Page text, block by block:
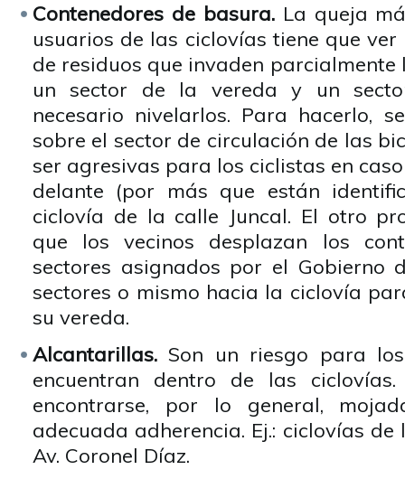
Contenedores de basura.La queja
usuarios de las ciclovías tiene que ver
de residuos que invaden
un sector de la vereda y un
necesario nivelarlos. Para hacerlo,
sobre el sector de circulación de las
ser agresivas para los ciclistas en
delante (por más que están
ciclovía de la calle Juncal. El otro
que los vecinos desplazan los
sectores asignados por el Gobierno
sectores o mismo hacia la ciclovía
su vereda.
Alcantarillas. Son un riesgo para
encuentran dentro de las
encontrarse, por lo general,
adecuada adherencia. Ej.: ciclovías
Av. Coronel Díaz.